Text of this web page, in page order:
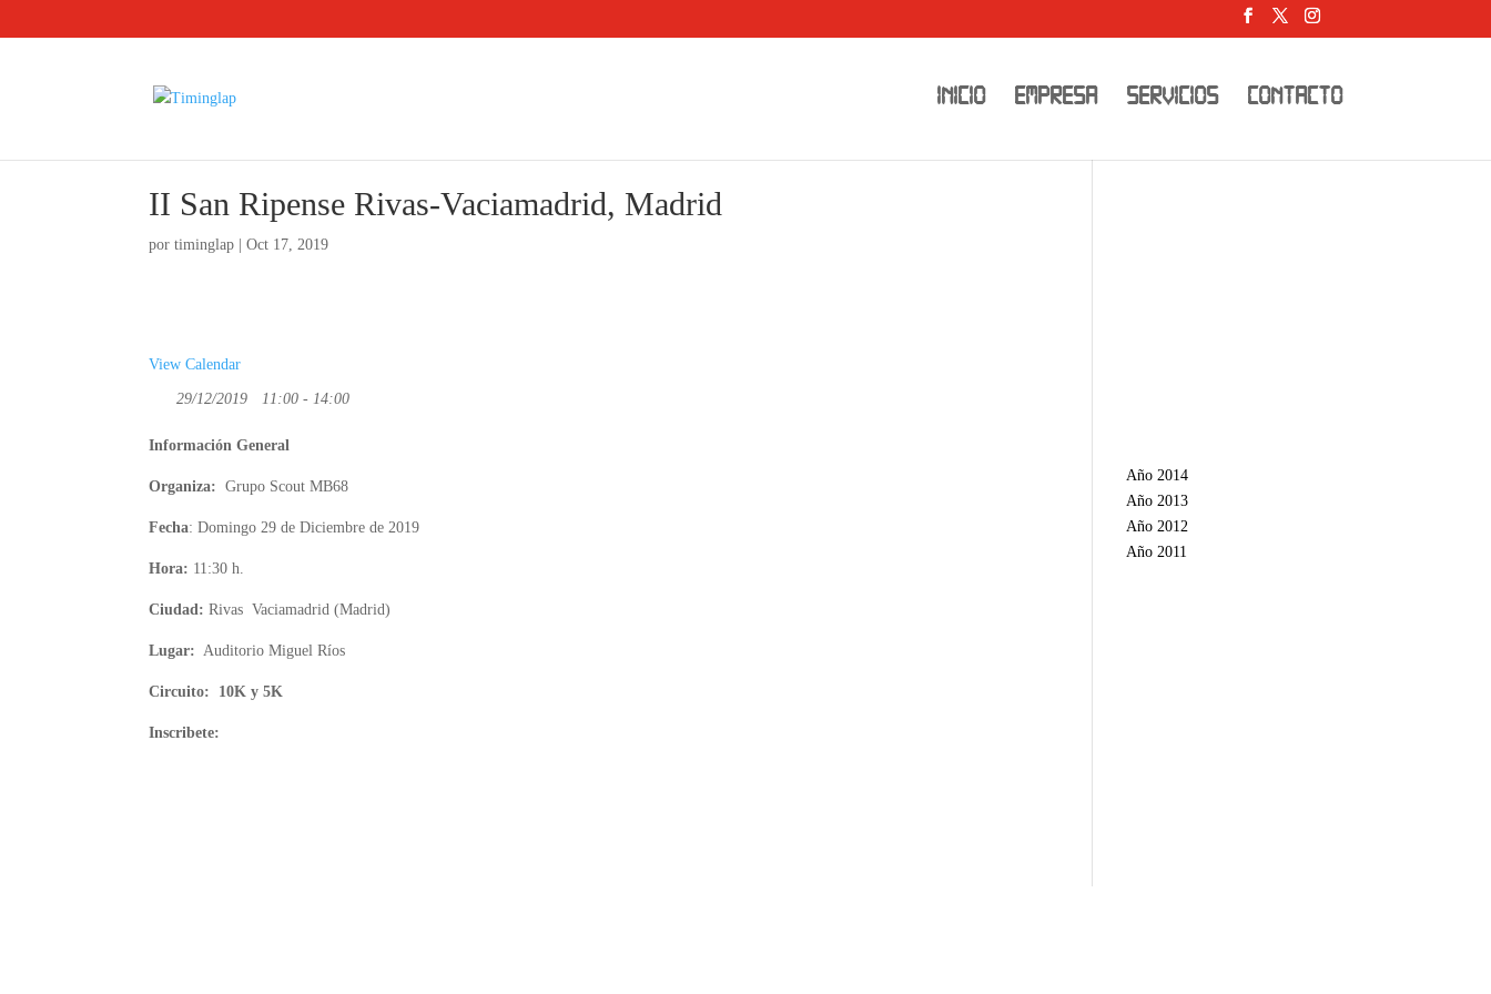
INICIO EMPRESA SERVICIOS CONTACTO
II San Ripense Rivas-Vaciamadrid, Madrid
portiminglap |Oct 17, 2019
View Calendar
29/12/2019 11:00 - 14:00
Información General
Organiza: Grupo Scout MB68
Fecha: Domingo 29 de Diciembre de 2019
Hora: 11:30 h.
Ciudad:Rivas Vaciamadrid (Madrid)
Lugar: Auditorio Miguel Ríos
Circuito: 10K y 5K
Inscribete:
Año 2014
Año 2013
Año 2012
Año 2011